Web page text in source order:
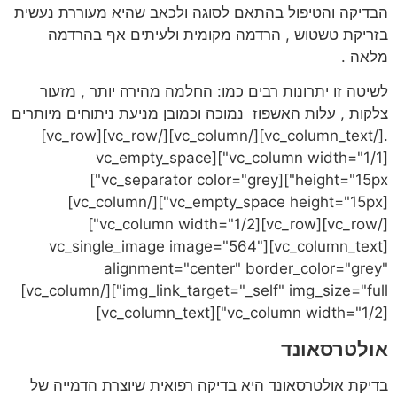
הבדיקה והטיפול בהתאם לסוגה ולכאב שהיא מעוררת נעשית
בזריקת טשטוש , הרדמה מקומית ולעיתים אף בהרדמה
מלאה .
לשיטה זו יתרונות רבים כמו: החלמה מהירה יותר , מזעור
צלקות , עלות האשפוז נמוכה וכמובן מניעת ניתוחים מיותרים
.[/vc_column_text][/vc_column][/vc_row][vc_row]
[vc_column width="1/1"][vc_empty_space
height="15px"][vc_separator color="grey"]
[vc_empty_space height="15px"][/vc_column]
[/vc_row][vc_row][vc_column width="1/2"]
[vc_column_text][vc_single_image image="564"
alignment="center" border_color="grey"
img_link_target="_self" img_size="full"][/vc_column]
[vc_column width="1/2"][vc_column_text]
אולטרסאונד
בדיקת אולטרסאונד היא בדיקה רפואית שיוצרת הדמייה של